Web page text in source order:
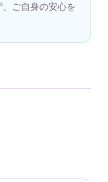
ご自身の安心を